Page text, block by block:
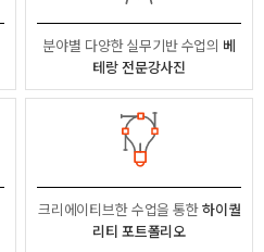
분야별 다양한 실무기반 수업의 베
테랑 전문강사진
크리에이티브한 수업을 통한하이퀄
리티 포트폴리오